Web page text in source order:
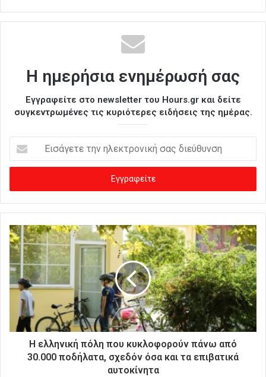
Η ημερήσια ενημέρωσή σας
Εγγραφείτε στο newsletter του Hours.gr και δείτε
συγκεντρωμένες τις κυριότερες ειδήσεις της ημέρας.
σ
γ
ε
ε
τ
η
ν
λ
τ
Η ελληνική πόλη που κυκλοφορούν πάνω από
30.000 ποδήλατα, σχεδόν όσα και τα επιβατικά
αυτοκίνητα